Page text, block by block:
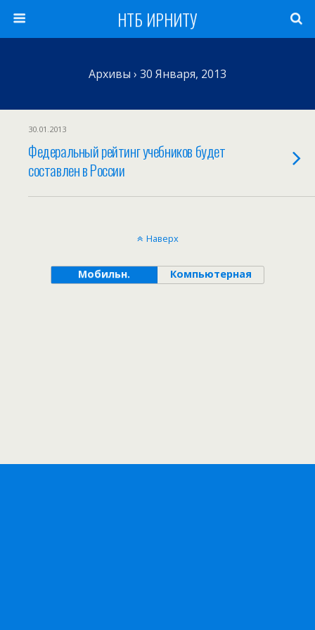
НТБ ИРНИТУ
Архивы › 30 Января, 2013
30.01.2013
Федеральный рейтинг учебников будет
составлен в России
Наверх
Мобильн. Компьютерная